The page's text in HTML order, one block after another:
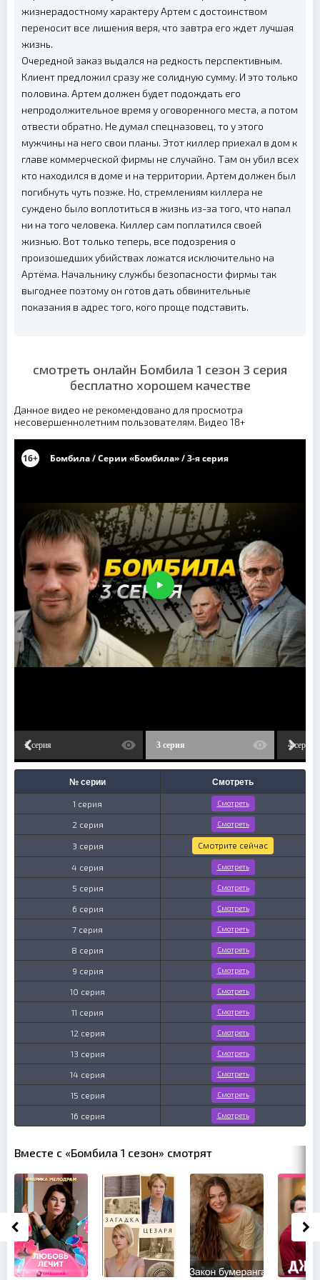
жизнерадостному характеру Артем с достоинством
переносит все лишения веря, что завтра его ждет лучшая
жизнь.
Очередной заказ выдался на редкость перспективным.
Клиент предложил сразу же солидную сумму. И это только
половина. Артем должен будет подождать его
непродолжительное время у оговоренного места, а потом
отвести обратно. Не думал спецназовец, то у этого
мужчины на него свои планы. Этот киллер приехал в дом к
главе коммерческой фирмы не случайно. Там он убил всех
кто находился в доме и на территории. Артем должен был
погибнуть чуть позже. Но, стремлениям киллера не
суждено было воплотиться в жизнь из-за того, что напал
ни на того человека. Киллер сам поплатился своей
жизнью. Вот только теперь, все подозрения о
произошедших убийствах ложатся исключительно на
Артёма. Начальнику службы безопасности фирмы так
выгоднее поэтому он готов дать обвинительные
показания в адрес того, кого проще подставить.
смотреть онлайн Бомбила 1 сезон 3 серия
бесплатно хорошем качестве
Данное видео не рекомендовано для просмотра
несовершеннолетним пользователям. Видео 18+
2 серия 3 серия 4 серия
№ серии Смотреть
1 серия Смотреть
2 серия Смотреть
3 серия Смотрите сейчас
4 серия Смотреть
5 серия Смотреть
6 серия Смотреть
7 серия Смотреть
8 серия Смотреть
9 серия Смотреть
10 серия Смотреть
11 серия Смотреть
12 серия Смотреть
13 серия Смотреть
14 серия Смотреть
15 серия Смотреть
16 серия Смотреть
Вместе с «Бомбила 1 сезон» смотрят